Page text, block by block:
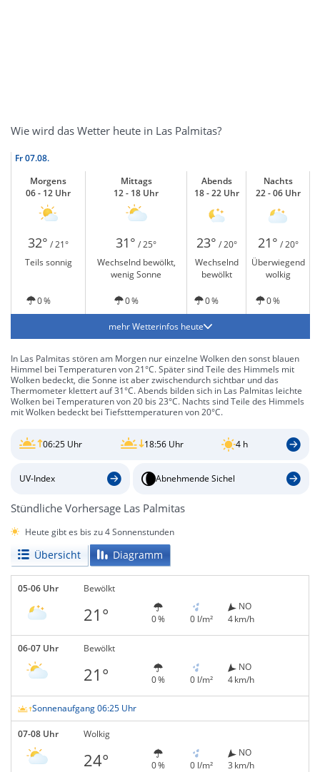
Wie wird das Wetter heute in Las Palmitas?
Fr07.08.
Morgens
06 - 12 Uhr
Mittags
12 - 18 Uhr
Abends
18 - 22 Uhr
Nachts
22 - 06 Uhr
32° / 21° 31° / 25° 23° / 20° 21° / 20°
Teils sonnig
Wechselnd bewölkt,
wenig Sonne
Wechselnd
bewölkt
Überwiegend
wolkig
0 % 0 % 0 % 0 %
mehr Wetterinfos heute
In Las Palmitas stören am Morgen nur einzelne Wolken den sonst blauen
Himmel bei Temperaturen von 21°C. Später sind Teile des Himmels mit
Wolken bedeckt, die Sonne ist aber zwischendurch sichtbar und das
Thermometer klettert auf 31°C. Abends bilden sich in Las Palmitas leichte
Wolken bei Temperaturen von 20 bis 23°C. Nachts sind Teile des Himmels
mit Wolken bedeckt bei Tiefsttemperaturen von 20°C.
06:25 Uhr 18:56 Uhr 4 h
UV-Index Abnehmende Sichel
Stündliche Vorhersage Las Palmitas
Heute gibt es bis zu 4 Sonnenstunden
Übersicht Diagramm
05-06 Uhr Bewölkt
21° 0 % 0 l/m²
NO
4 km/h
06-07 Uhr Bewölkt
21° 0 % 0 l/m²
NO
4 km/h
Sonnenaufgang 06:25 Uhr
07-08 Uhr Wolkig
24° 0 % 0 l/m²
NO
3 km/h